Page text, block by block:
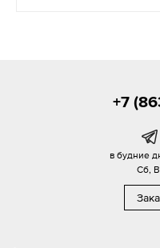
+7
в будние
Сб,